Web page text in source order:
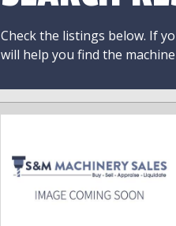
Check the listings below. If
will help you find the